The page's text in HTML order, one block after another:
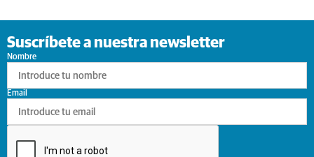
Suscríbete a nuestra newsletter
Nombre
Email